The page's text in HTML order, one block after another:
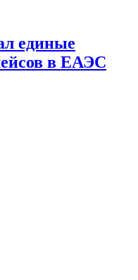
единые
в ЕАЭС